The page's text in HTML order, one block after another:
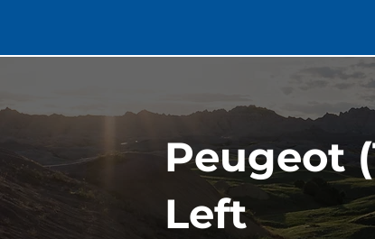
Peugeot
Left